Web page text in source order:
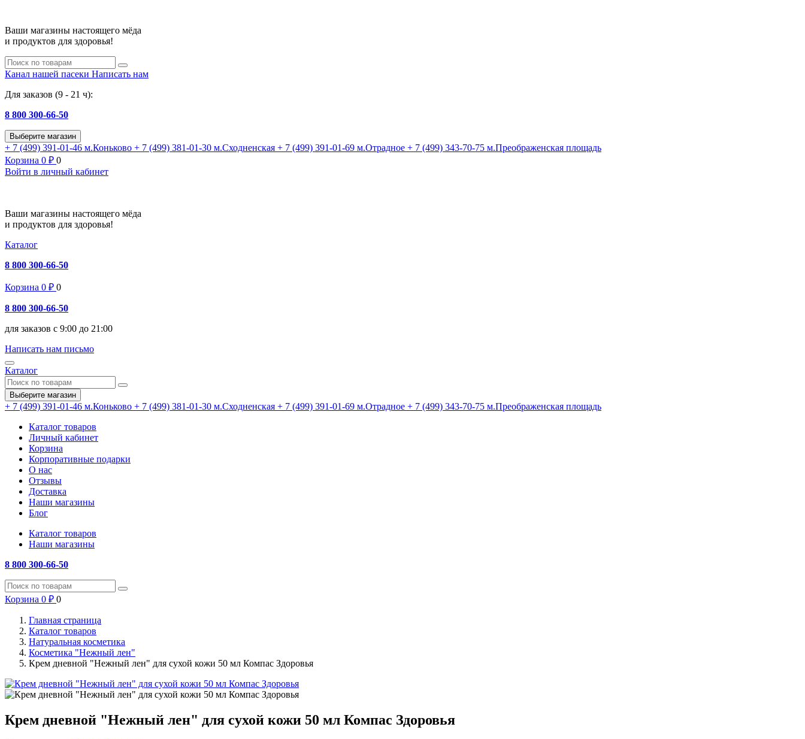
Ваши магазины настоящего мёда
и продуктов для здоровья!
Канал нашей пасеки Написать нам
Для заказов (9 - 21 ч):
8 800 300-66-50
Выберите магазин
+ 7 (499) 391-01-46 м.Коньково + 7 (499) 381-01-30 м.Сходненская + 7 (499) 391-01-69 м.Отрадное + 7 (499) 343-70-75 м.Преображенская площадь
Корзина 0 ₽ 0
Войти в личный кабинет
Ваши магазины настоящего мёда
и продуктов для здоровья!
Каталог
8 800 300-66-50
Корзина 0 ₽ 0
8 800 300-66-50
для заказов с 9:00 до 21:00
Написать нам письмо
Каталог
Выберите магазин
+ 7 (499) 391-01-46 м.Коньково + 7 (499) 381-01-30 м.Сходненская + 7 (499) 391-01-69 м.Отрадное + 7 (499) 343-70-75 м.Преображенская площадь
Каталог товаров
Личный кабинет
Корзина
Корпоративные подарки
О нас
Отзывы
Доставка
Наши магазины
Блог
Каталог товаров
Наши магазины
8 800 300-66-50
Корзина 0 ₽ 0
Главная страница
Каталог товаров
Натуральная косметика
Косметика "Нежный лен"
Крем дневной "Нежный лен" для сухой кожи 50 мл Компас Здоровья
Крем дневной "Нежный лен" для сухой кожи 50 мл Компас Здоровья